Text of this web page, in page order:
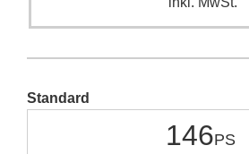
Standard
146